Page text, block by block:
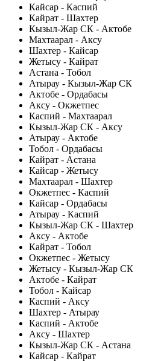
Кайсар - Каспий
Кайрат - Шахтер
Кызыл-Жар СК - Актобе
Махтаарал - Аксу
Шахтер - Кайсар
Жетысу - Кайрат
Астана - Тобол
Атырау - Кызыл-Жар СК
Актобе - Ордабасы
Аксу - Окжетпес
Каспий - Махтаарал
Кызыл-Жар СК - Аксу
Атырау - Актобе
Тобол - Ордабасы
Кайрат - Астана
Кайсар - Жетысу
Махтаарал - Шахтер
Окжетпес - Каспий
Кайсар - Ордабасы
Атырау - Каспий
Кызыл-Жар СК - Шахтер
Аксу - Актобе
Кайрат - Тобол
Окжетпес - Жетысу
Жетысу - Кызыл-Жар СК
Актобе - Кайрат
Тобол - Кайсар
Каспий - Аксу
Шахтер - Атырау
Каспий - Актобе
Аксу - Шахтер
Кызыл-Жар СК - Астана
Кайсар - Кайрат